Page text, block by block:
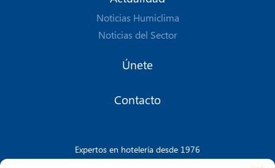
Noticias Humiclima
Noticias del Sector
Únete
Contacto
Expertos en hotelería desde 1976